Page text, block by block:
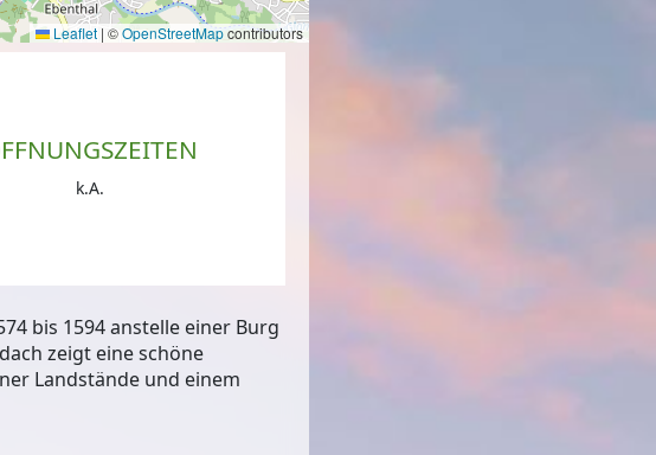
Leaflet | ©OpenStreetMapcontributors
k.A.
bis 1594 anstelle einer Burg
zeigt eine schöne
Landstände und einem